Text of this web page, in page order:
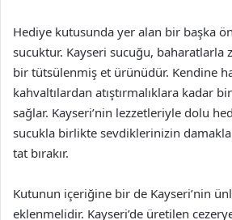
Hediye kutusunda yer alan bir başka
sucuktur. Kayseri sucuğu, baharatlarla
bir tütsülenmiş et ürünüdür. Kendine
kahvaltılardan atıştırmalıklara kadar
sağlar. Kayseri’nin lezzetleriyle dolu
sucukla birlikte sevdiklerinizin
tat bırakır.
Kutunun içeriğine bir de Kayseri’nin
eklenmelidir. Kayseri’de üretilen